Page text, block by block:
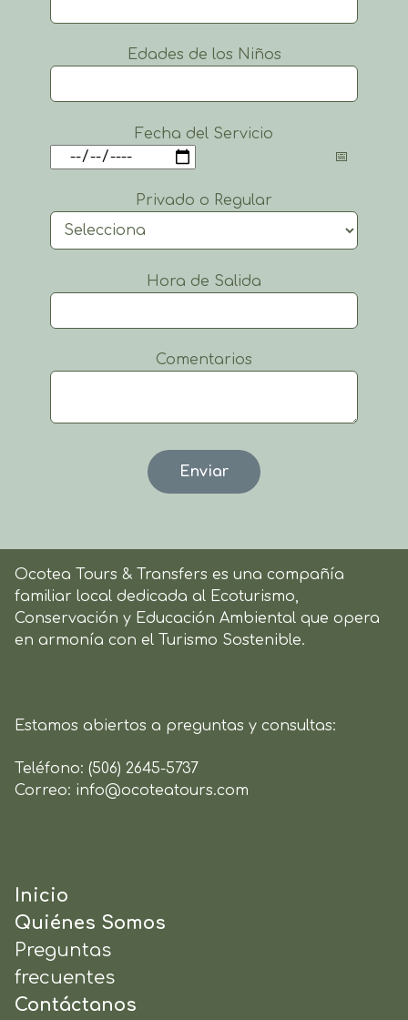
Edades de los Niños
Fecha del Servicio
Privado o Regular
Hora de Salida
Comentarios
Ocotea Tours & Transfers es una compañía
familiar local dedicada al Ecoturismo,
Conservación y Educación Ambiental que opera
en armonía con el Turismo Sostenible.
Estamos abiertos a preguntas y consultas:
Teléfono: (506) 2645-5737
Correo: info@ocoteatours.com
Inicio
Quiénes Somos
Preguntas
frecuentes
Contáctanos